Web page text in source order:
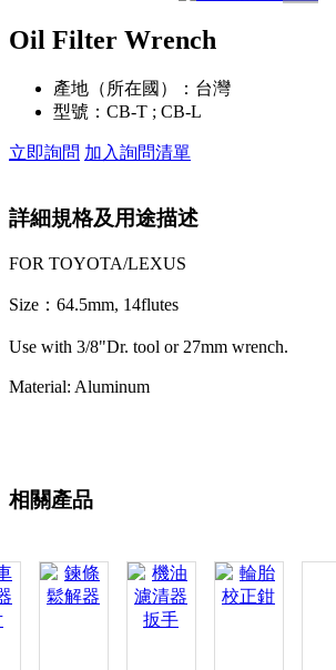
Oil Filter Wrench
產地（所在國）： 台灣
型號： CB-T ; CB-L
立即詢問 加入詢問清單
詳細規格及用途描述
FOR TOYOTA/LEXUS
Size：64.5mm, 14flutes
Use with 3/8"Dr. tool or 27mm wrench.
Material: Aluminum
相關產品